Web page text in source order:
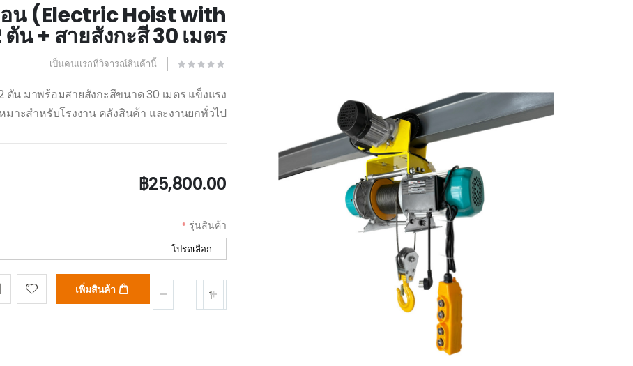
น (Electric Hoist with
น + สายสังกะสี 30 เมตร
เป็นคนแรกที่วิจารณ์สินค้านี้
น มาพร้อมสายสังกะสีขนาด 30 เมตร แข็งแรง
าะสำหรับโรงงาน คลังสินค้า และงานยกทั่วไป
฿25,800.00
รุ่นสินค้า
เพิ่มสินค้า